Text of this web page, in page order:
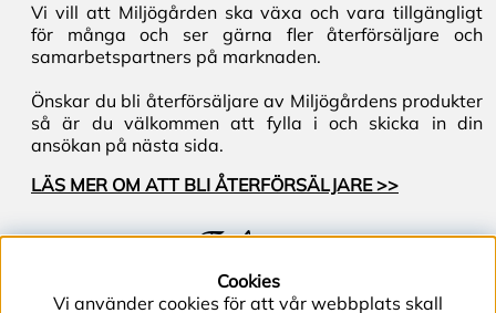
Vi vill att Miljögården ska växa och vara tillgängligt
för många och ser gärna fler återförsäljare och
samarbetspartners på marknaden.
Önskar du bli återförsäljare av Miljögårdens produkter
så är du välkommen att fylla i och skicka in din
ansökan på nästa sida.
LÄS MER OM ATT BLI ÅTERFÖRSÄLJARE >>
Följ oss
Cookies
Vi använder cookies för att vår webbplats skall